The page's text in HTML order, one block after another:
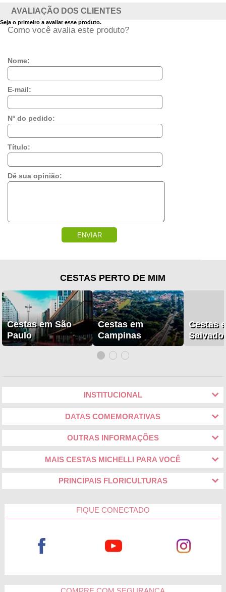
AVALIAÇÃO DOS CLIENTES
Seja o primeiro a avaliar esse produto.
Como você avalia este produto?
Nome:
E-mail:
Nº do pedido:
Título:
Dê sua opinião:
ENVIAR
CESTAS PERTO DE MIM
Cestas em São
Paulo
Cestas em
Campinas
Cestas
INSTITUCIONAL
DATAS COMEMORATIVAS
OUTRAS INFORMAÇÕES
MAIS CESTAS MICHELLI PARA VOCÊ
PRINCIPAIS FLORICULTURAS
FIQUE CONECTADO